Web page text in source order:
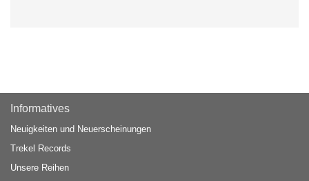
Informatives
Neuigkeiten und Neuerscheinungen
Trekel Records
Unsere Reihen